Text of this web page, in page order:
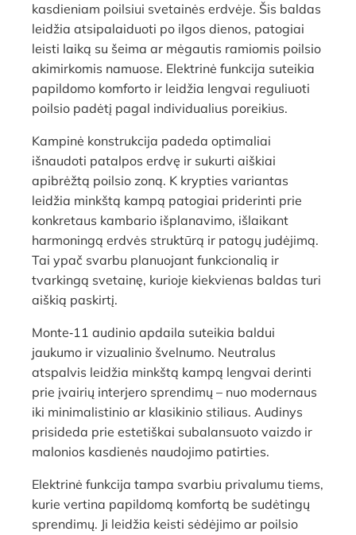
kasdieniam poilsiui svetainės erdvėje. Šis baldas
leidžia atsipalaiduoti po ilgos dienos, patogiai
leisti laiką su šeima ar mėgautis ramiomis poilsio
akimirkomis namuose. Elektrinė funkcija suteikia
papildomo komforto ir leidžia lengvai reguliuoti
poilsio padėtį pagal individualius poreikius.
Kampinė konstrukcija padeda optimaliai
išnaudoti patalpos erdvę ir sukurti aiškiai
apibrėžtą poilsio zoną. K krypties variantas
leidžia minkštą kampą patogiai priderinti prie
konkretaus kambario išplanavimo, išlaikant
harmoningą erdvės struktūrą ir patogų judėjimą.
Tai ypač svarbu planuojant funkcionalią ir
tvarkingą svetainę, kurioje kiekvienas baldas turi
aiškią paskirtį.
Monte‑11 audinio apdaila suteikia baldui
jaukumo ir vizualinio švelnumo. Neutralus
atspalvis leidžia minkštą kampą lengvai derinti
prie įvairių interjero sprendimų – nuo modernaus
iki minimalistinio ar klasikinio stiliaus. Audinys
prisideda prie estetiškai subalansuoto vaizdo ir
malonios kasdienės naudojimo patirties.
Elektrinė funkcija tampa svarbiu privalumu tiems,
kurie vertina papildomą komfortą be sudėtingų
sprendimų. Ji leidžia keisti sėdėjimo ar poilsio